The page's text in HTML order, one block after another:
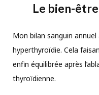
Le bien-
Mon bilan sanguin
hyperthyroïdie. Cela
enfin équilibrée après
thyroïdienne.